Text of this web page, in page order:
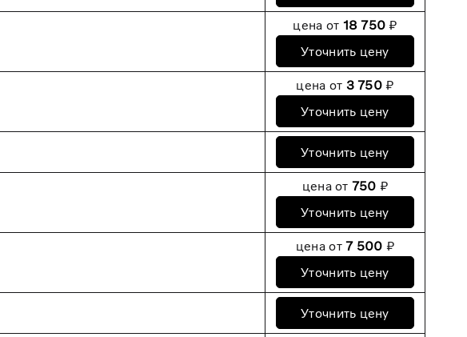
цена от 18 750 ₽
Уточнить цену
цена от 3 750 ₽
Уточнить цену
Уточнить цену
цена от 750 ₽
Уточнить цену
цена от7 500 ₽
Уточнить цену
Уточнить цену